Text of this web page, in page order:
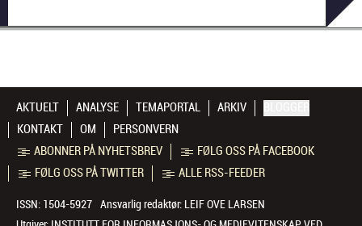
AKTUELT ANALYSE TEMAPORTAL ARKIV
KONTAKT
OM
PERSONVERN
ABONNER PÅ NYHETSBREV
FØLG OSS PÅ FACEBOOK
FØLG OSS PÅ TWITTER
ALLE RSS-FEEDER
ISSN: 1504-5927 Ansvarlig redaktør: LEIF OVE LARSEN